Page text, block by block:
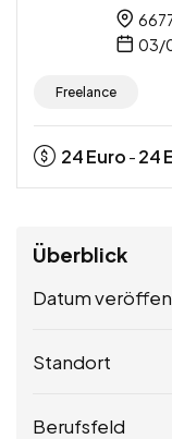
03/
Freelance
24Euro - 24
Überblick
Datum
Standort
Berufsfeld